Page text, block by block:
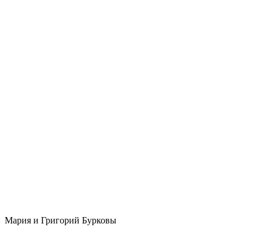
Мария и Григорий Бурковы